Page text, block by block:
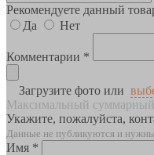
Рекомендуете данный
Да
Нет
Комментарии *
Загрузите фото или
Максимальный
Укажите, пожалуйста,
Данные не публикуются и
Имя *